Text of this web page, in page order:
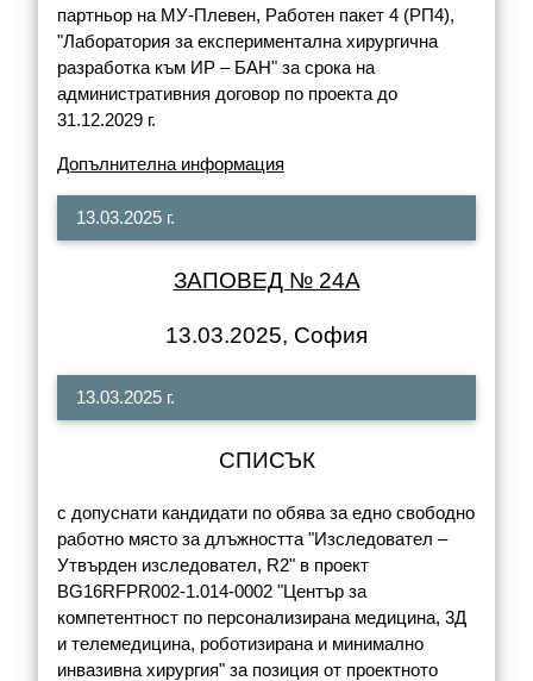
партньор на МУ-Плевен, Работен пакет 4 (РП4),
"Лаборатория за експериментална хирургична
разработка към ИР – БАН" за срока на
административния договор по проекта до
31.12.2029 г.
Допълнителна информация
13.03.2025 г.
ЗАПОВЕД № 24А
13.03.2025, София
13.03.2025 г.
СПИСЪК
с допуснати кандидати по обява за едно свободно
работно място за длъжността "Изследовател –
Утвърден изследовател, R2" в проект
BG16RFPR002-1.014-0002 "Център за
компетентност по персонализирана медицина, 3Д
и телемедицина, роботизирана и минимално
инвазивна хирургия" за позиция от проектното